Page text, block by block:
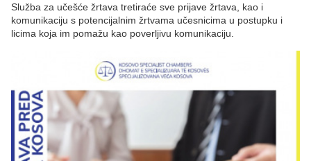
Služba za učešće žrtava tretiraće sve prijave žrtava, kao i
komunikaciju s potencijalnim žrtvama učesnicima u postupku i
licima koja im pomažu kao poverljivu komunikaciju.